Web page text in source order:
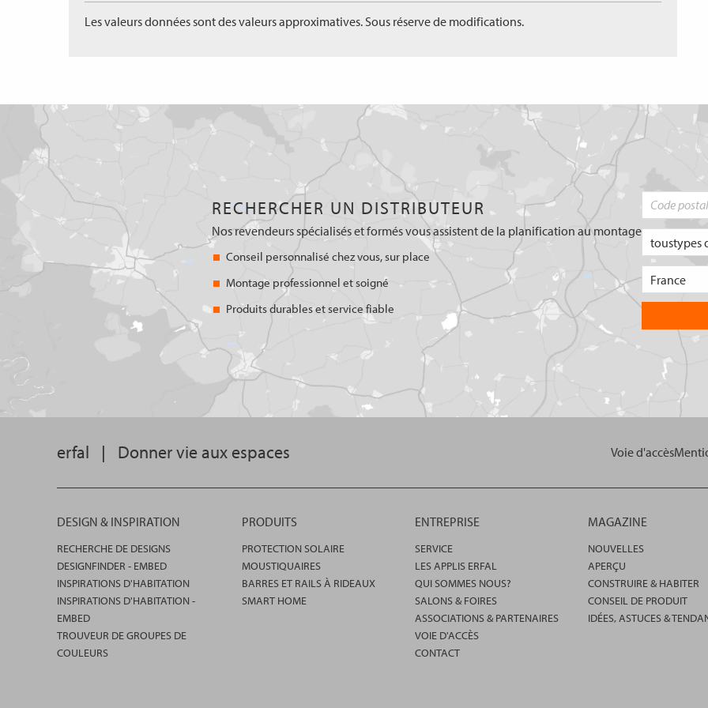
Les valeurs données sont des valeurs approximatives. Sous réserve de modifications.
RECHERCHER UN DISTRIBUTEUR
Nos revendeurs spécialisés et formés vous assistent de la planification au montage
Conseil personnalisé chez vous, sur place
Montage professionnel et soigné
Produits durables et service fiable
erfal | Donner vie aux espaces Voie d'accès
DESIGN & INSPIRATION
RECHERCHE DE DESIGNS
DESIGNFINDER - EMBED
INSPIRATIONS D'HABITATION
INSPIRATIONS D'HABITATION -
EMBED
TROUVEUR DE GROUPES DE
COULEURS
PRODUITS
PROTECTION SOLAIRE
MOUSTIQUAIRES
BARRES ET RAILS À RIDEAUX
SMART HOME
ENTREPRISE
SERVICE
LES APPLIS ERFAL
QUI SOMMES NOUS?
SALONS & FOIRES
ASSOCIATIONS & PARTENAIRES
VOIE D'ACCÈS
CONTACT
MAGAZINE
NOUVELLES
APERÇU
CONSTRUIRE & HABITER
CONSEIL DE PRODUIT
IDÉES, ASTUCES &